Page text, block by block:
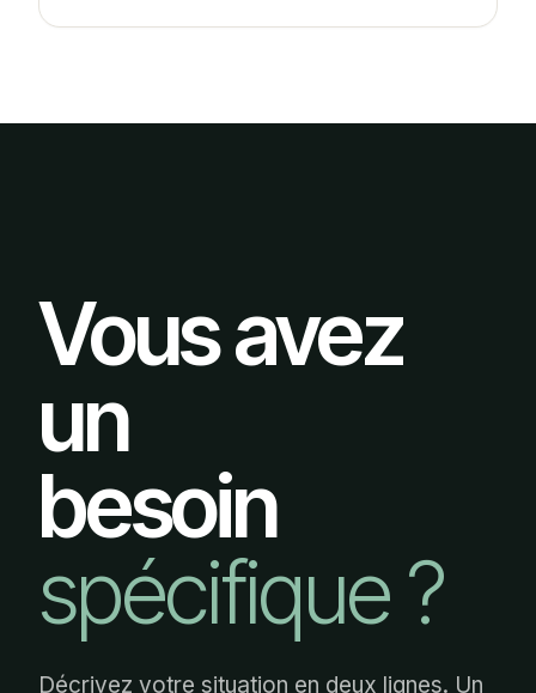
Vous avez
un
besoin
spécifique ?
Décrivez votre situation en deux lignes. Un